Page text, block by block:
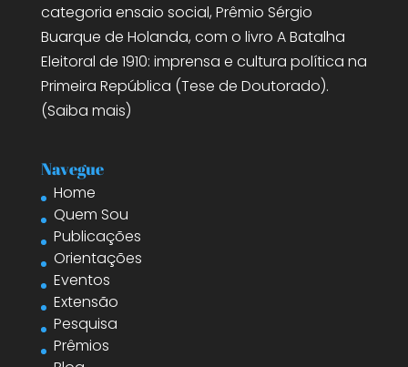
categoria ensaio social, Prêmio Sérgio
Buarque de Holanda, com o livro A Batalha
Eleitoral de 1910: imprensa e cultura política na
Primeira República (Tese de Doutorado).
(Saiba mais)
Navegue
Home
Quem Sou
Publicações
Orientações
Eventos
Extensão
Pesquisa
Prêmios